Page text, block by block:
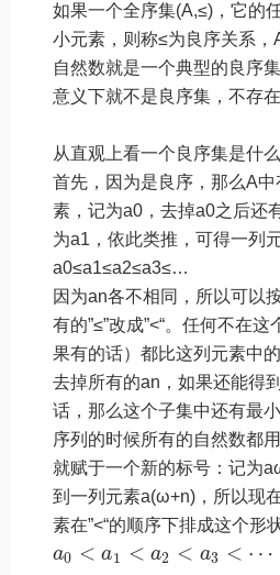
如果一个全序集(A,≤)，它的
小元素，则称≤为良序关系，
自然数就是一个典型的良序
意义下就不是良序集，不存
从直观上看一个良序集是什
首先，因为是良序，那么A
素，记为a0，去掉a0之后还
为a1，依此类推，可得一列
a0≤a1≤a2≤a3≤…
因为an各不相同，所以可以
有的”≤”改成”<“。任何不在
果有的话）都比这列元素中
去掉所有的an，如果还能得
话，那么这个子集中还有最
序列的时候所有的自然数都
就赋于一个新的标号：记为
到一列元素a(ω+n)，所以现
素在”<“的顺序下排成这个形
a0 < a1 < a2 < a3 < ⋯